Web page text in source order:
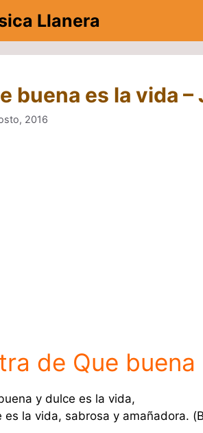
Llanera
buena es la vida –
2016
de Que buena
y dulce es la vida,
es la vida, sabrosa y amañadora.